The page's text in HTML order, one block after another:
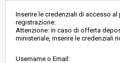
Inserire le credenziali di accesso
registrazione:
Attenzione: in caso di offerta
ministeriale, inserire le credenziali
Username o Email: